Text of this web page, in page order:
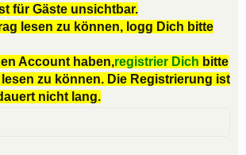
für Gäste unsichtbar.
lesen zu können, logg Dich bitte
Account haben,registrier Dich bitte
zu können. Die Registrierung ist
nicht lang.